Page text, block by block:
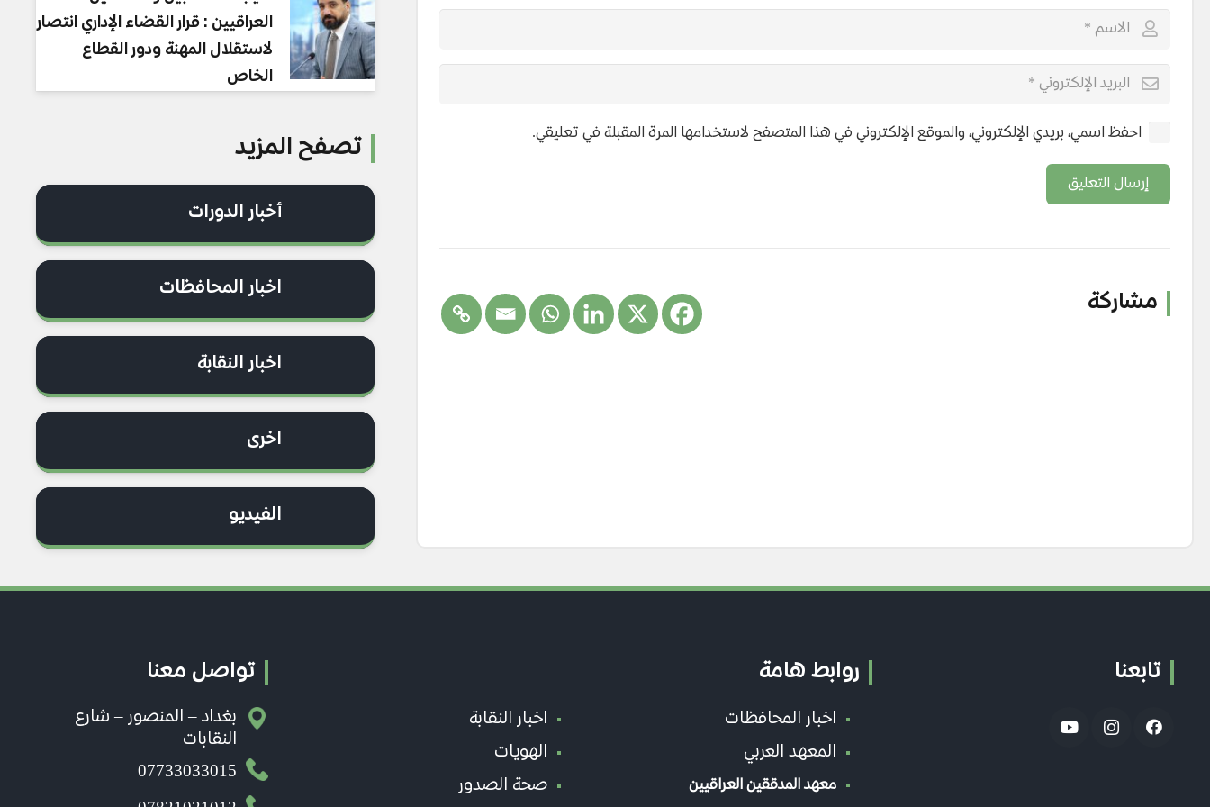
احفظ اسمي، بريدي الإلكتروني، والموقع الإلكتروني في هذا المتصفح لاستخدامها المرة المقبلة في تعليقي.
إرسال التعليق
مشاركة
العراقيين: قرار القضاء الإداري انتصار
لاستقلال المهنة ودور القطاع
الخاص
تصفح المزيد
أخبار الدورات
اخبار المحافظات
اخبار النقابة
اخرى
الفيديو
تابعنا روابط هامة
اخبار المحافظات
المعهد العربي
معهد المدققين العراقيين
اخبار النقابة
الهويات
صحة الصدور
تواصل معنا
بغداد – المنصور – شارع
النقابات
07733033015